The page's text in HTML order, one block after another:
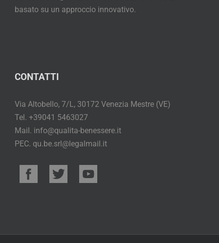
basato su un approccio innovativo.
CONTATTI
Via Altobello, 7/L, 30172 Venezia Mestre (VE)
Tel. +39041 5463027
Mail. info@qualita-benessere.it
PEC. qu.be.srl@legalmail.it